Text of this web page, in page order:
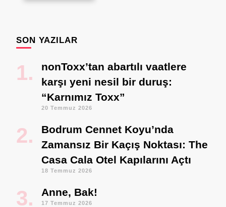
SON YAZILAR
nonToxx’tan abartılı vaatlere
karşı yeni nesil bir duruş:
“Karnımız Toxx”
20 Temmuz 2026
Bodrum Cennet Koyu’nda
Zamansız Bir Kaçış Noktası: The
Casa Cala Otel Kapılarını Açtı
18 Temmuz 2026
Anne, Bak!
17 Temmuz 2026